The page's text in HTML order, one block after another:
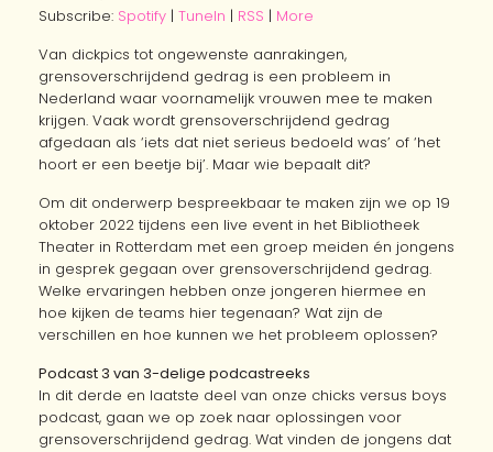
Subscribe: Spotify | TuneIn | RSS | More
Van dickpics tot ongewenste aanrakingen,
grensoverschrijdend gedrag is een probleem in
Nederland waar voornamelijk vrouwen mee te maken
krijgen. Vaak wordt grensoverschrijdend gedrag
afgedaan als ‘iets dat niet serieus bedoeld was’ of ‘het
hoort er een beetje bij’. Maar wie bepaalt dit?
Om dit onderwerp bespreekbaar te maken zijn we op 19
oktober 2022 tijdens een live event in het Bibliotheek
Theater in Rotterdam met een groep meiden én jongens
in gesprek gegaan over grensoverschrijdend gedrag.
Welke ervaringen hebben onze jongeren hiermee en
hoe kijken de teams hier tegenaan? Wat zijn de
verschillen en hoe kunnen we het probleem oplossen?
Podcast 3 van 3-delige podcastreeks
In dit derde en laatste deel van onze chicks versus boys
podcast, gaan we op zoek naar oplossingen voor
grensoverschrijdend gedrag. Wat vinden de jongens dat